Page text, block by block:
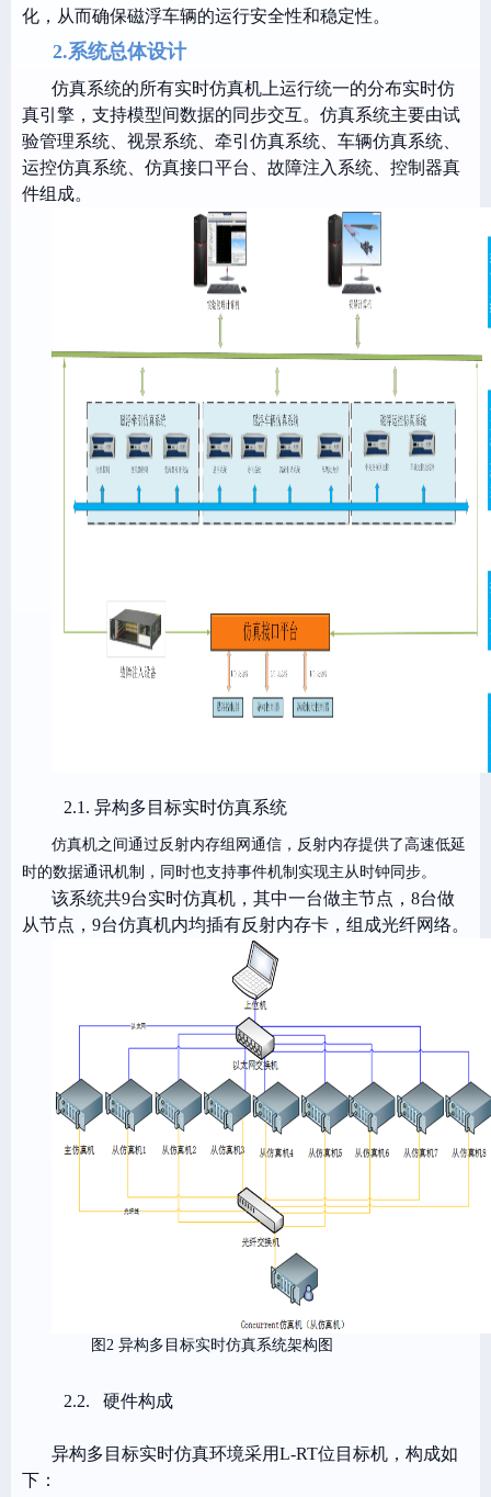
化，从而确保磁浮车辆的运行安全性和稳定性。
2.系统总体设计
仿真系统的所有实时仿真机上运行统一的分布实时仿
真引擎，支持模型间数据的同步交互。仿真系统主要由试
验管理系统、视景系统、牵引仿真系统、车辆仿真系统、
运控仿真系统、仿真接口平台、故障注入系统、控制器真
件组成。
2.1. 异构多目标实时仿真系统
仿真机之间通过反射内存组网通信，反射内存提供了高速低延
时的数据通讯机制，同时也支持事件机制实现主从时钟同步。
该系统共9台实时仿真机，其中一台做主节点，8台做
从节点，9台仿真机内均插有反射内存卡，组成光纤网络。
图2 异构多目标实时仿真系统架构图
2.2. 硬件构成
异构多目标实时仿真环境采用L-RT位目标机，构成如
下：